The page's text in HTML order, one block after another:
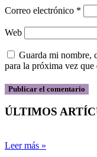
Correo electrónico *
Web
Guarda mi nombre,
para la próxima vez que
ÚLTIMOS
Leer más »